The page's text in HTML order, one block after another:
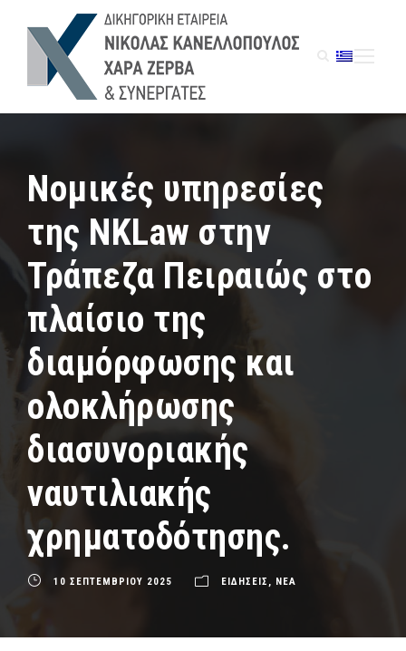
Nομικές υπηρεσίες
της NKLaw στην
Τράπεζα Πειραιώς στο
πλαίσιο της
διαμόρφωσης και
ολοκλήρωσης
διασυνοριακής
ναυτιλιακής
χρηματοδότησης.
10 ΣΕΠΤΕΜΒΡΙΟΥ 2025 ΕΙΔΗΣΕΙΣ , ΝΕΑ